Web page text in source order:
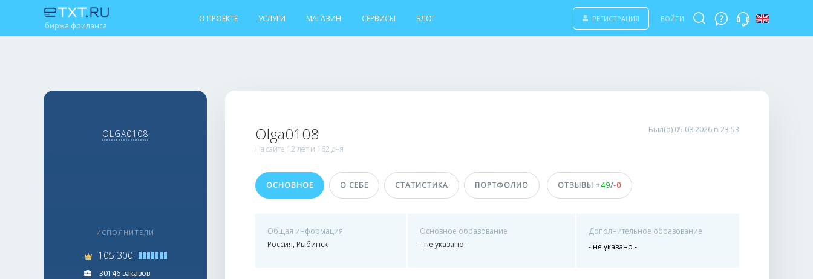
биржа фриланса
О ПРОЕКТЕ УСЛУГИ МАГАЗИН СЕРВИСЫ БЛОГ РЕГИСТРАЦИЯ ВОЙТИ
OLGA0108
ИСПОЛНИТЕЛИ
105 300
30146 заказов
Olga0108
На сайте 12 лет и 162 дня
Был(а) 05.08.2026 в 23:53
ОСНОВНОЕ О СЕБЕ СТАТИСТИКА ПОРТФОЛИО ОТЗЫВЫ +49/-0
Общая информация
Россия, Рыбинск
Основное образование
- не указано -
Дополнительное образование
- не указано -